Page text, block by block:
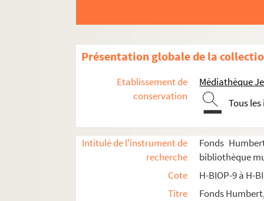
Présentation globale de la
Etablissement de
conservation
Médiathèque
Tous
Intitulé de l'instrument de
recherche
Fonds
bibliothèque
Cote
H-BIOP-9 à H-
Titre
Fonds
H-BIOP-11-2-23. Signor Coletti
H-BIOP-11-2-25. Coquelin cadet
H-BIOP-11-2-26. Coquelin cadet
H-BIOP-11-2-27. Coquelin cadet
H-BIOP-11-2-28. Coquelin ainé